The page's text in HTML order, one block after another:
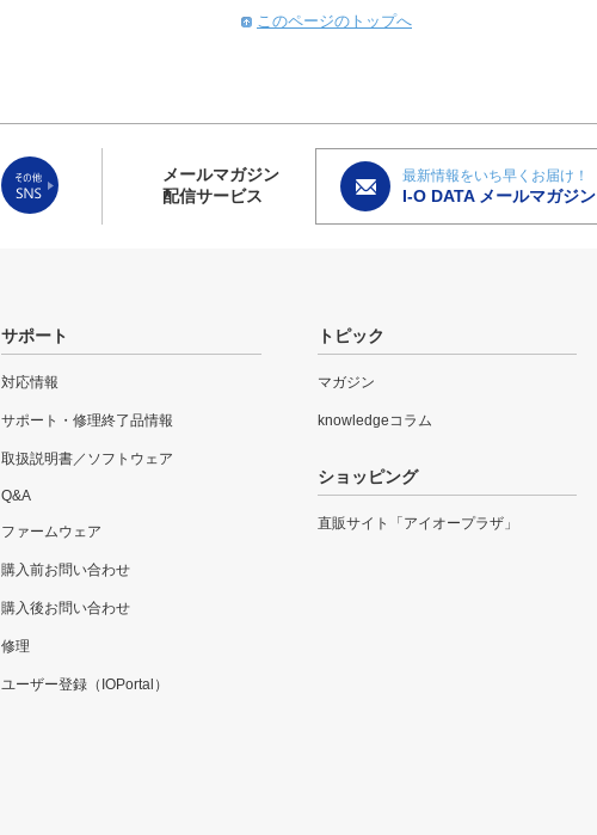
このページのトップへ
メールマガジン
配信サービス
最新情報をいち早くお届け！
I-O DATA メールマガジン
サポート
対応情報
サポート・修理終了品情報
取扱説明書／ソフトウェア
Q&A
ファームウェア
購入前お問い合わせ
購入後お問い合わせ
修理
ユーザー登録（IOPortal）
トピック
マガジン
knowledgeコラム
ショッピング
直販サイト「アイオープラザ」